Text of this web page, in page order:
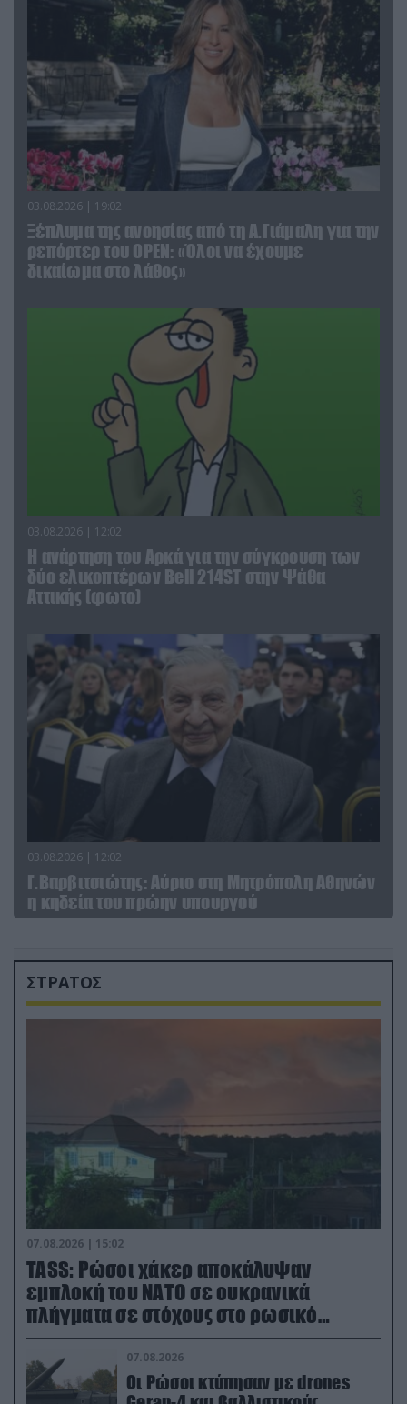
03.08.2026 | 19:02
Ξέπλυμα της ανοησίας από τη Α.Γιάμαλη για την
ρεπόρτερ του ΟΡΕΝ: «Όλοι να έχουμε
δικαίωμα στο λάθος»
03.08.2026 | 12:02
Η ανάρτηση του Αρκά για την σύγκρουση των
δύο ελικοπτέρων Bell 214ST στην Ψάθα
Αττικής (φωτο)
03.08.2026 | 12:02
Γ.Βαρβιτσιώτης: Aύριο στη Μητρόπολη Αθηνών
η κηδεία του πρώην υπουργού
ΣΤΡΑΤΟΣ
07.08.2026 | 15:02
TASS: Ρώσοι χάκερ αποκάλυψαν
εμπλοκή του ΝΑΤΟ σε ουκρανικά
πλήγματα σε στόχους στο ρωσικό
έδαφος!
07.08.2026
Οι Ρώσοι κτύπησαν με drones